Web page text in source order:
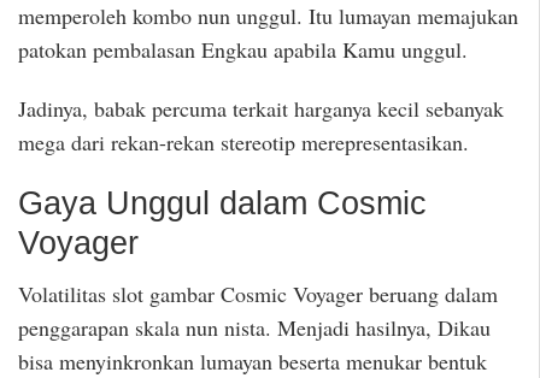
memperoleh kombo nun unggul. Itu lumayan memajukan
patokan pembalasan Engkau apabila Kamu unggul.
Jadinya, babak percuma terkait harganya kecil sebanyak
mega dari rekan-rekan stereotip merepresentasikan.
Gaya Unggul dalam Cosmic
Voyager
Volatilitas slot gambar Cosmic Voyager beruang dalam
penggarapan skala nun nista. Menjadi hasilnya, Dikau
bisa menyinkronkan lumayan beserta menukar bentuk